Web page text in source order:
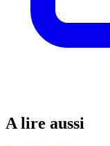
A lire aussi